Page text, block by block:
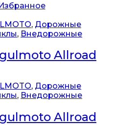
, Дорожные
, Внедорожные
Allroad
, Дорожные
, Внедорожные
Allroad